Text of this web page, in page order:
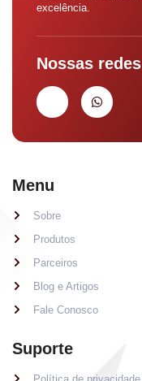
excelência.
Nossas redes
Menu
Sobre
Produtos
Parceiros
Blog e Artigos
Fale Conosco
Suporte